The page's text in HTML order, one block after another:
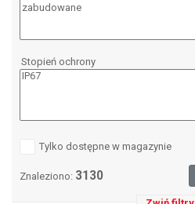
Stopień ochrony
Tylko dostępne w magazynie
Znaleziono: 3130